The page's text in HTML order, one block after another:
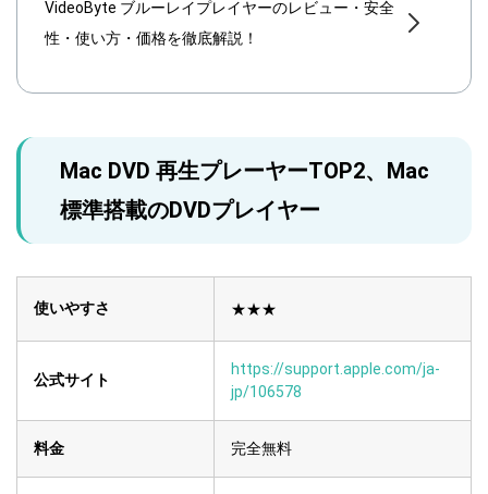
VideoByte ブルーレイプレイヤーのレビュー・安全
性・使い方・価格を徹底解説！
Mac DVD 再生プレーヤーTOP2、Mac
標準搭載のDVDプレイヤー
使いやすさ ★★★
公式サイト
https://support.apple.com/ja-
jp/106578
料金 完全無料